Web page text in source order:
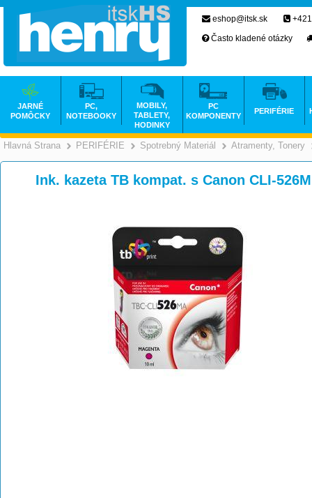
Hlavná Strana >
PERIFÉRIE >
Spotrebný Materiál >
Atramenty, Tonery
Ink. kazeta TB kompat. s Canon CLI-
eshop@itsk.sk
Často kladené otázky
JARNÉ
POMÔCKY
PC,
NOTEBOOKY
MOBILY,
TABLETY,
HODINKY
PC
KOMPONENTY
PERIFÉRIE